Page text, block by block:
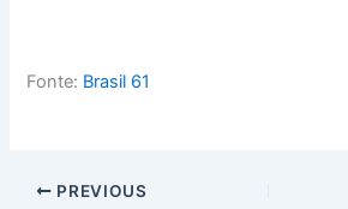
Fonte: Brasil 61
PREVIOUS